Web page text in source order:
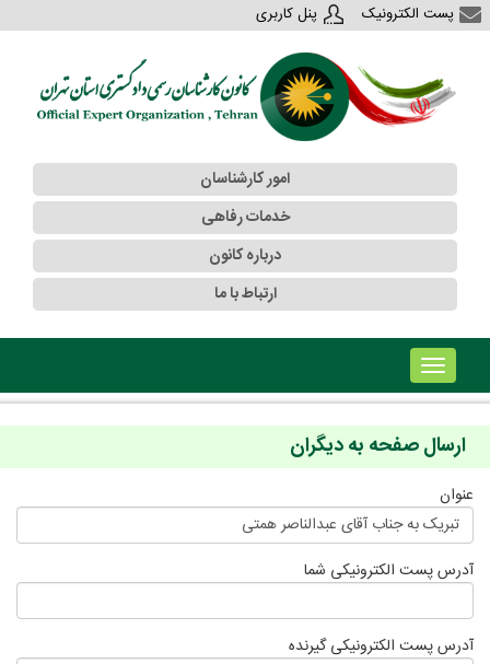
پست الکترونیک پنل کاربری
امور کارشناسان
خدمات رفاهی
درباره کانون
ارتباط با ما
!!!b۱!!!
ارسال صفحه به دیگران
عنوان
تبریک به جناب آقای عبدالناصر همتی
آدرس پست الکترونیکی شما
آدرس پست الکترونیکی گیرنده